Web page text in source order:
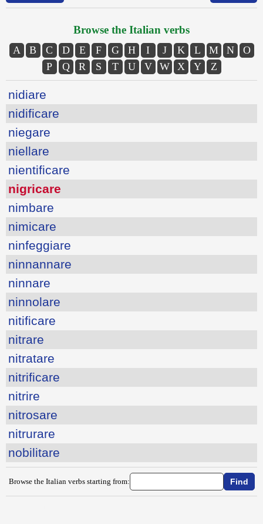
Browse the Italian verbs
A B C D E F G H I J K L M N
O
P
Q R S T U V W X Y Z
nidiare
nidificare
niegare
niellare
nientificare
nigricare
nimbare
nimicare
ninfeggiare
ninnannare
ninnare
ninnolare
nitificare
nitrare
nitratare
nitrificare
nitrire
nitrosare
nitrurare
nobilitare
Browse the Italian verbs starting from: